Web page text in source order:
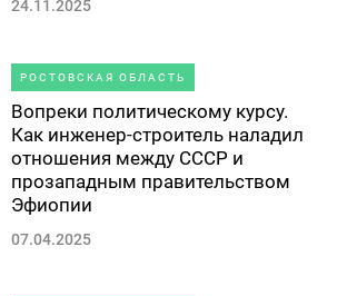
24.11.2025
РОСТОВСКАЯ ОБЛАСТЬ
Вопреки политическому курсу.
Как инженер-строитель наладил
отношения между СССР и
прозападным правительством
Эфиопии
07.04.2025